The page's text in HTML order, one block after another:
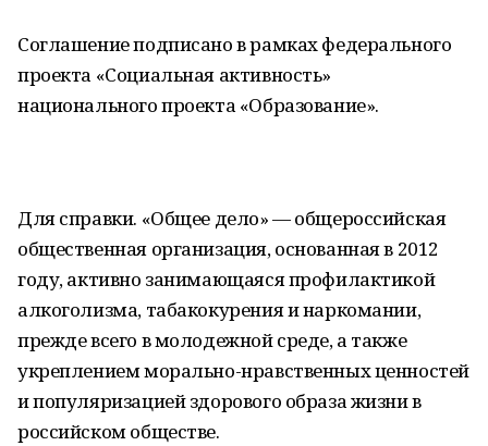
Соглашение подписано в рамках федерального
проекта «Социальная активность»
национального проекта «Образование».
Для справки. «Общее дело» — общероссийская
общественная организация, основанная в 2012
году, активно занимающаяся профилактикой
алкоголизма, табакокурения и наркомании,
прежде всего в молодежной среде, а также
укреплением морально-нравственных ценностей
и популяризацией здорового образа жизни в
российском обществе.